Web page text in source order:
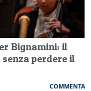
Bignamini: il
perdere il
COMMENTA